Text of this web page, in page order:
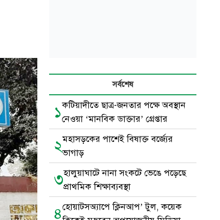
সর্বশেষ
১কটিয়াদীতে ছাত্র-জনতার পক্ষে অবস্থান
নেওয়া ‘মানবিক ডাক্তার’ গ্রেপ্তার
২মহাসড়কের পাশেই বিষাক্ত বর্জ্যের
ভাগাড়
৩হালুয়াঘাটে নানা সংকটে ভেঙে পড়েছে
প্রাথমিক শিক্ষাব্যবস্থা
৪হোয়াটসঅ্যাপে ক্লিনআপ’ টুল, কয়েক